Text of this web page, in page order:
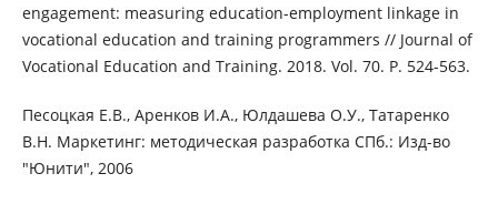
engagement: measuring education-employment linkage in
vocational education and training programmers // Journal of
Vocational Education and Training. 2018. Vol. 70. P. 524-563.
Песоцкая Е.В., Аренков И.А., Юлдашева О.У., Татаренко
В.Н. Маркетинг: методическая разработка СПб.: Изд-во
"Юнити", 2006